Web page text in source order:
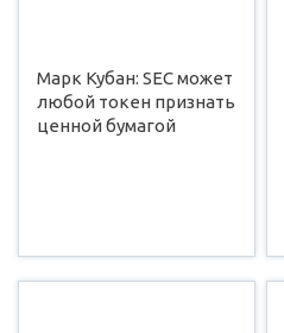
Марк Кубан: SEC может
любой токен признать
ценной бумагой